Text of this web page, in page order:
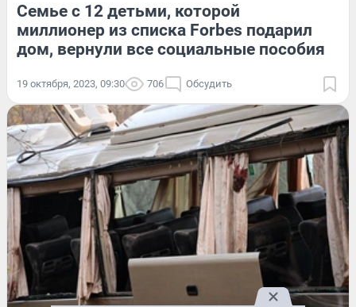
Семье с 12 детьми, которой
миллионер из списка Forbes подарил
дом, вернули все социальные пособия
19 октября, 2023, 09:30 706 Обсудить